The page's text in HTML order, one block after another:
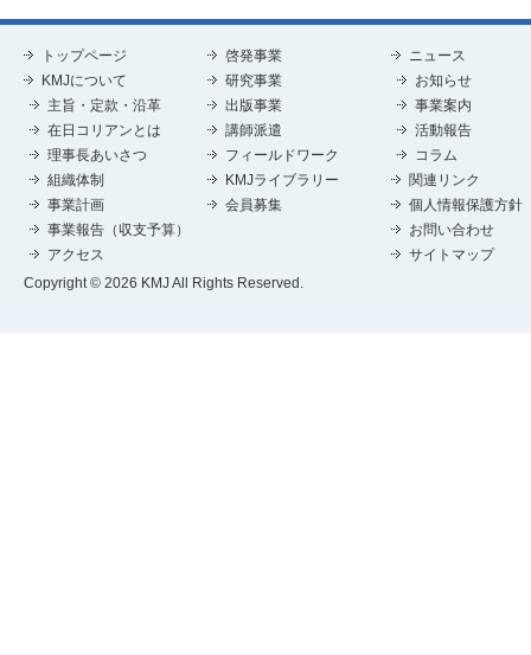
トップページ
KMJについて
主旨・定款・沿革
在日コリアンとは
理事長あいさつ
組織体制
事業計画
事業報告（収支予算）
アクセス
啓発事業
研究事業
出版事業
講師派遣
フィールドワーク
KMJライブラリー
会員募集
ニュース
お知らせ
事業案内
活動報告
コラム
関連リンク
個人情報保護方針
お問い合わせ
サイトマップ
Copyright © 2026 KMJ All Rights Reserved.